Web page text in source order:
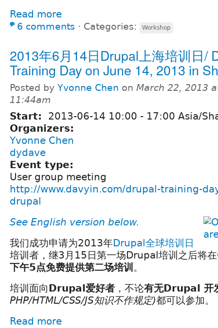
Read more
6 comments ⋅ Categories: Workshop
2013年6月14日Drupal上海培训日/
Training Day on June 14, 2013 in
Posted by Yvonne Chen on March 22, 2013
11:44am
Start: 2013-06-14 10:00 - 17:00 Asia/
Organizers:
Yvonne Chen
dydave
Event type:
User group meeting
http://www.davyin.com/drupal-training-
drupal
See English version below.
我们成功申请为2013年Drupal全球培训日
培训者，继3月15日第一场Drupal培训之后将在
下午5点免费提供第二场培训 。
培训面向Drupal爱好者 ，不论有无Drupal 开
PHP/HTML/CSS/JS知识不作规定)都可以参加。
Read more